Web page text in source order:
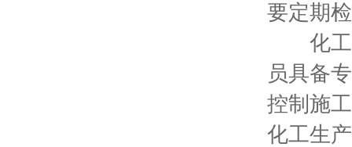
要定期
化工防
员具备
控制施
化工生